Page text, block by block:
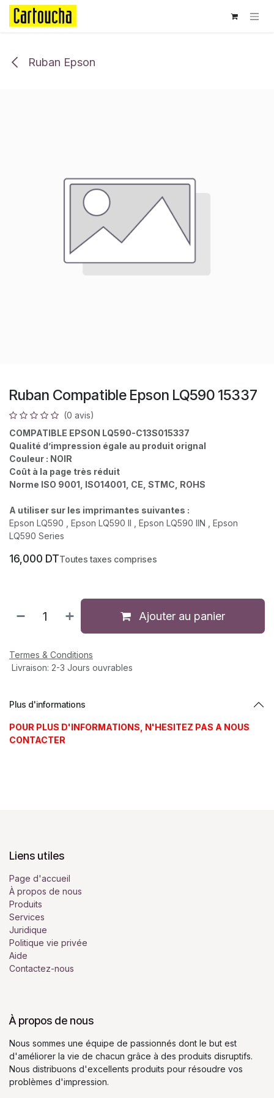
Se rendre au contenu
Ruban Epson
Ruban Compatible Epson LQ590 15337
(0 avis)
COMPATIBLE EPSON LQ590-C13S015337
Qualité d’impression égale au produit orignal
Couleur : NOIR
Coût à la page très réduit
Norme ISO 9001, ISO14001, CE, STMC, ROHS
A utiliser sur les imprimantes suivantes :
Epson LQ590 , Epson LQ590 II , Epson LQ590 IIN , Epson
LQ590 Series
16,000 DTToutes taxes comprises
Ajouter au panier
Termes & Conditions
Livraison: 2-3 Jours ouvrables
Plus d'informations
POUR PLUS D'INFORMATIONS, N'HESITEZ PAS A NOUS
CONTACTER
Liens utiles
Page d'accueil
À propos de nous
Produits
Services
Juridique
Politique vie privée
Aide
Contactez-nous
À propos de nous
Nous sommes une équipe de passionnés dont le but est
d'améliorer la vie de chacun grâce à des produits disruptifs.
Nous distribuons d'excellents produits pour résoudre vos
problèmes d'impression.